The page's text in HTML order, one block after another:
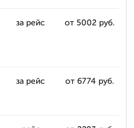
за рейс от 5002 руб.
за рейс от 6774 руб.